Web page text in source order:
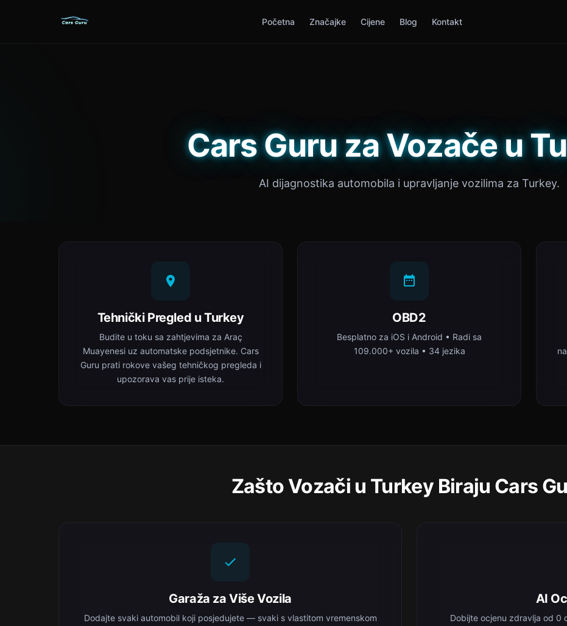
Početna Značajke Cijene Blog Kontakt
Cars Guru za Vozače u
AI dijagnostika automobila i upravljanje vozilima za Turkey.
Tehnički Pregled u Turkey
Budite u toku sa zahtjevima za Araç
Muayenesi uz automatske podsjetnike. Cars
Guru prati rokove vašeg tehničkog pregleda i
upozorava vas prije isteka.
OBD2
Besplatno za iOS i Android • Radi sa
109.000+ vozila • 34 jezika
Zašto Vozači u Turkey Biraju Cars
Garaža za Više Vozila
Dodajte svaki automobil koji posjedujete — svaki s vlastitom vremenskom
AI
Dobijte ocjenu zdravlja od 0